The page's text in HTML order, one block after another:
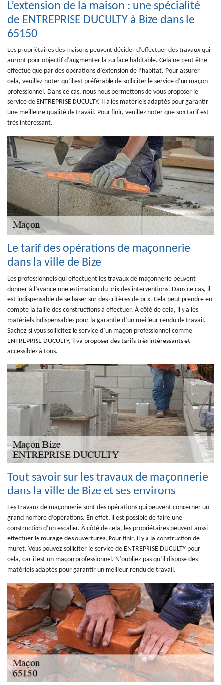
L’extension de la maison : une spécialité
de ENTREPRISE DUCULTY à Bize dans le
65150
Les propriétaires des maisons peuvent décider d’effectuer des travaux qui
auront pour objectif d’augmenter la surface habitable. Cela ne peut être
effectué que par des opérations d’extension de l’habitat. Pour assurer
cela, veuillez noter qu’il est préférable de solliciter le service d’un maçon
professionnel. Dans ce cas, nous nous permettons de vous proposer le
service de ENTREPRISE DUCULTY. Il a les matériels adaptés pour garantir
une meilleure qualité de travail. Pour finir, veuillez noter que son tarif est
très intéressant.
Le tarif des opérations de maçonnerie
dans la ville de Bize
Les professionnels qui effectuent les travaux de maçonnerie peuvent
donner à l’avance une estimation du prix des interventions. Dans ce cas, il
est indispensable de se baser sur des critères de prix. Cela peut prendre en
compte la taille des constructions à effectuer. À côté de cela, il y a les
matériels indispensables pour la garantie d’un meilleur rendu de travail.
Sachez si vous sollicitez le service d’un maçon professionnel comme
ENTREPRISE DUCULTY, il va proposer des tarifs très intéressants et
accessibles à tous.
Tout savoir sur les travaux de maçonnerie
dans la ville de Bize et ses environs
Les travaux de maçonnerie sont des opérations qui peuvent concerner un
grand nombre d’opérations. En effet, il est possible de faire une
construction d’un escalier. À côté de cela, les propriétaires peuvent aussi
effectuer le murage des ouvertures. Pour finir, il y a la construction de
muret. Vous pouvez solliciter le service de ENTREPRISE DUCULTY pour
cela, car il est un maçon professionnel. N’oubliez pas qu’il dispose des
matériels adaptés pour garantir un meilleur rendu de travail.